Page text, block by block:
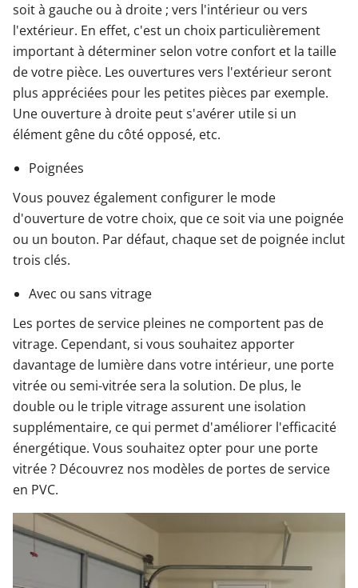
soit à gauche ou à droite ; vers l'intérieur ou vers
l'extérieur. En effet, c'est un choix particulièrement
important à déterminer selon votre confort et la taille
de votre pièce. Les ouvertures vers l'extérieur seront
plus appréciées pour les petites pièces par exemple.
Une ouverture à droite peut s'avérer utile si un
élément gêne du côté opposé, etc.
Poignées
Vous pouvez également configurer le mode
d'ouverture de votre choix, que ce soit via une poignée
ou un bouton. Par défaut, chaque set de poignée inclut
trois clés.
Avec ou sans vitrage
Les portes de service pleines ne comportent pas de
vitrage. Cependant, si vous souhaitez apporter
davantage de lumière dans votre intérieur, une porte
vitrée ou semi-vitrée sera la solution. De plus, le
double ou le triple vitrage assurent une isolation
supplémentaire, ce qui permet d'améliorer l'efficacité
énergétique. Vous souhaitez opter pour une porte
vitrée ? Découvrez nos modèles de portes de service
en PVC.